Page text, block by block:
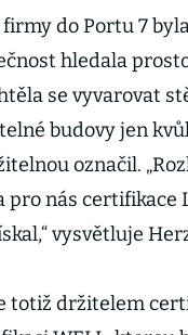
do Portu 7
hledala
se vyvarovat
budovy jen
označil.
nás certifikace
vysvětluje
totiž držitelem